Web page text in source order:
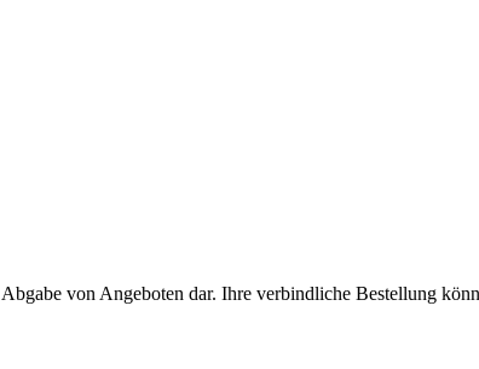
von Angeboten dar. Ihre verbindliche Bestellung